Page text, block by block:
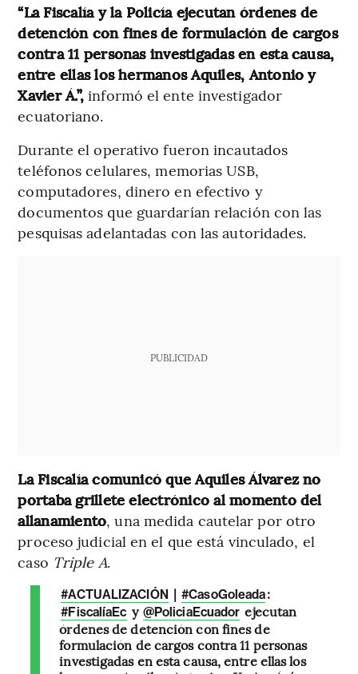
“La Fiscalía y la Policía ejecutan órdenes de
detención con fines de formulación de cargos
contra 11 personas investigadas en esta causa,
entre ellas los hermanos Aquiles, Antonio y
Xavier Á.”,informó el ente investigador
ecuatoriano.
Durante el operativo fueron incautados
teléfonos celulares, memorias USB,
computadores, dinero en efectivo y
documentos que guardarían relación con las
pesquisas adelantadas con las autoridades.
PUBLICIDAD
La Fiscalía comunicó que Aquiles Álvarez no
portaba grillete electrónico al momento del
allanamiento, una medida cautelar por otro
proceso judicial en el que está vinculado, el
caso Triple A.
#ACTUALIZACIÓN | #CasoGoleada:
#FiscalíaEc y @PoliciaEcuador ejecutan
órdenes de detención con fines de
formulación de cargos contra 11 personas
investigadas en esta causa, entre ellas los